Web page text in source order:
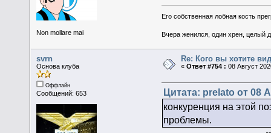
Non mollare mai
Его собственная лобная кость
Вчера женился, один хрен, целый
svrn
Основа клуба
Оффлайн
Сообщений: 653
Re: Кого вы хотите
«Ответ #754 : 08 Август
Цитата: prelato от 08
конкуренция на этой
проблемы.